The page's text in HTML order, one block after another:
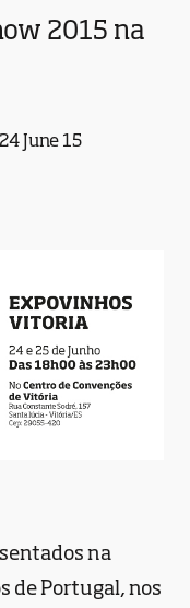
2015 na
24 June 15
na
de Portugal, nos